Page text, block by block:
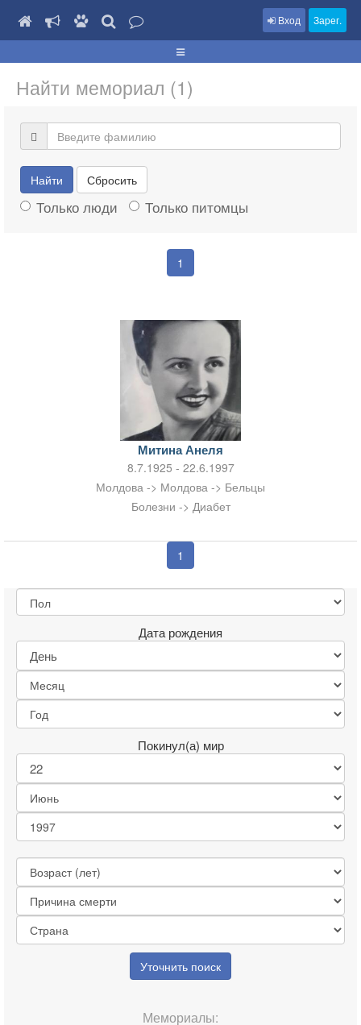
Вход Зарег.
Найти мемориал (1)
Найти Сбросить
Только люди Только питомцы
1
Митина Анеля
8.7.1925 - 22.6.1997
Молдова -> Молдова -> Бельцы
Болезни -> Диабет
1
Дата рождения
Покинул(а) мир
Уточнить поиск
Мемориалы: